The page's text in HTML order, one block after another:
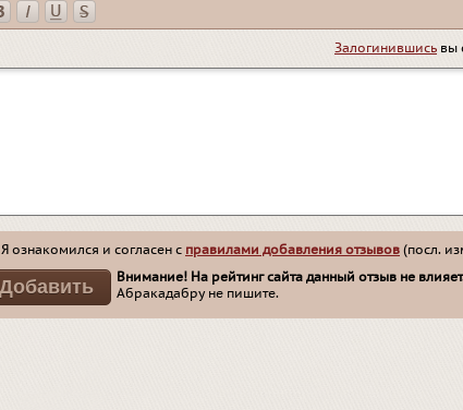
Залогинившись вы
Я ознакомился и согласен с правилами добавления отзывов (посл.
Внимание! На рейтинг сайта данный отзыв не
Абракадабру не пишите.